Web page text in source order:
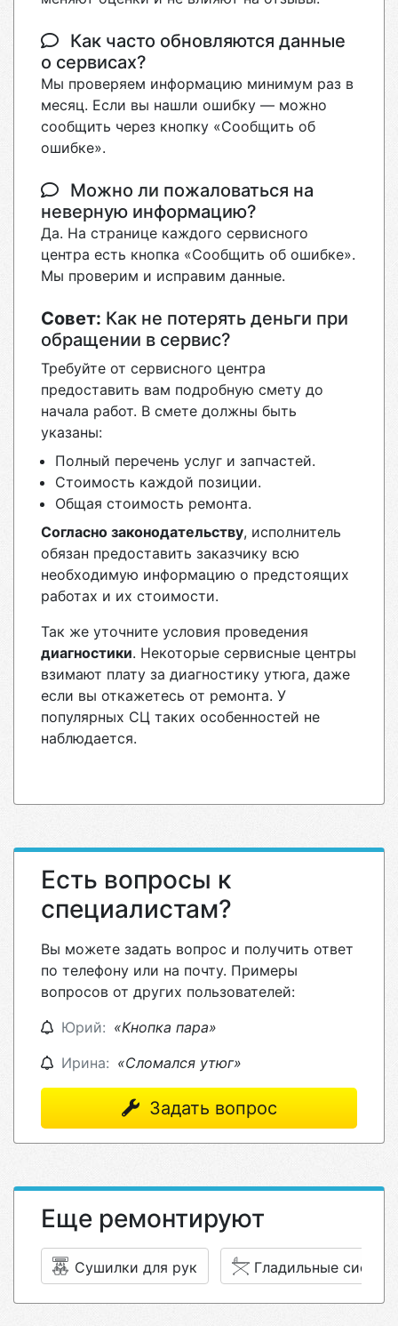
Как часто обновляются данные
о сервисах?
Мы проверяем информацию минимум раз в
месяц. Если вы нашли ошибку — можно
сообщить через кнопку «Сообщить об
ошибке».
Можно ли пожаловаться на
неверную информацию?
Да. На странице каждого сервисного
центра есть кнопка «Сообщить об ошибке».
Мы проверим и исправим данные.
Совет: Как не потерять деньги при
обращении в сервис?
Требуйте от сервисного центра
предоставить вам подробную смету до
начала работ. В смете должны быть
указаны:
Полный перечень услуг и запчастей.
Стоимость каждой позиции.
Общая стоимость ремонта.
Согласно законодательству, исполнитель
обязан предоставить заказчику всю
необходимую информацию о предстоящих
работах и их стоимости.
Так же уточните условия проведения
диагностики. Некоторые сервисные центры
взимают плату за диагностику утюга, даже
если вы откажетесь от ремонта. У
популярных СЦ таких особенностей не
наблюдается.
Есть вопросы к
специалистам?
Вы можете задать вопрос и получить ответ
по телефону или на почту. Примеры
вопросов от других пользователей:
Юрий: «Кнопка пара»
Ирина: «Сломался утюг»
Задать вопрос
Еще ремонтируют
Сушилки для рук Гладильные